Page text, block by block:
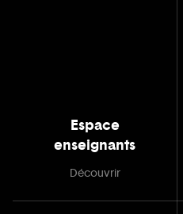
Espace
enseignants
Découvrir